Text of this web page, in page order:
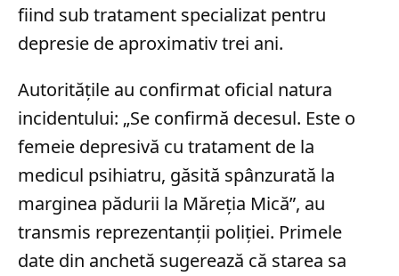
fiind sub tratament specializat pentru
depresie de aproximativ trei ani.
Autoritățile au confirmat oficial natura
incidentului: „Se confirmă decesul. Este o
femeie depresivă cu tratament de la
medicul psihiatru, găsită spânzurată la
marginea pădurii la Măreția Mică”, au
transmis reprezentanții poliției. Primele
date din anchetă sugerează că starea sa